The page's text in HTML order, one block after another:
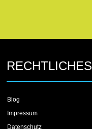
RECHTLICHES
Blog
Impressum
Datenschutz